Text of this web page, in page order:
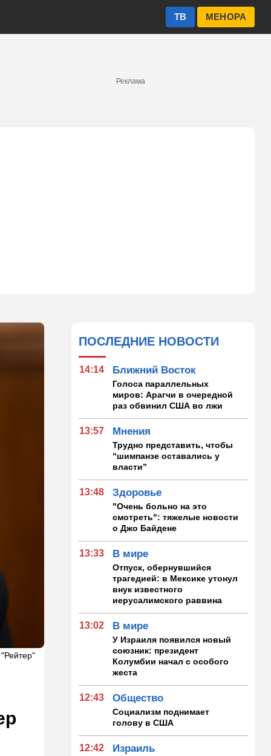
МЕНОРА
ТВ
Реклама
ПОСЛЕДНИЕ НОВОСТИ
14:14 Ближний Восток
Голоса параллельных
миров: Арагчи в очередной
раз обвинил США во лжи
13:57 Мнения
Трудно представить, чтобы
“шимпанзе оставались у
власти”
13:48 Здоровье
"Очень больно на это
смотреть": тяжелые новости
о Джо Байдене
13:33 В мире
Отпуск, обернувшийся
трагедией: в Мексике утонул
внук известного
иерусалимского раввина
13:02 В мире
У Израиля появился новый
союзник: президент
Колумбии начал с особого
жеста
12:43 Общество
Социализм поднимает
голову в США
12:42 Израиль